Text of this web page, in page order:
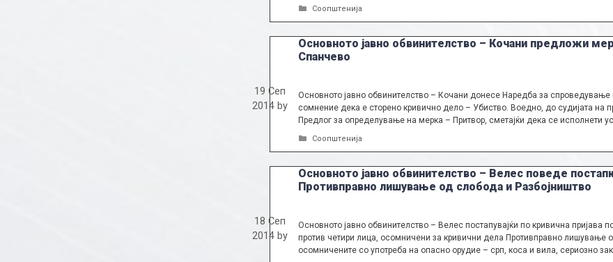
Categories
Соопштенија
Основното јавно обвинителство – Кочани предложи
Спанчево
19 Сеп
2014 by
Основното јавно обвинителство – Кочани донесе Наредба за
сомнение дека е сторено кривично дело – Убиство. Воедно, до судијата
Предлог за определување на мерка – Притвор, сметајќи дека се исполнети
Categories
Соопштенија
Основното јавно обвинителство – Велес поведе
Противправно лишување од слобода и Разбојништво
18 Сеп
2014 by
Основното јавно обвинителство – Велес постапувајќи по кривична
против четири лица, осомничени за кривични дела Противправно лишување
осомничените со употреба на опасно орудие – срп, коса и вила, сериозно